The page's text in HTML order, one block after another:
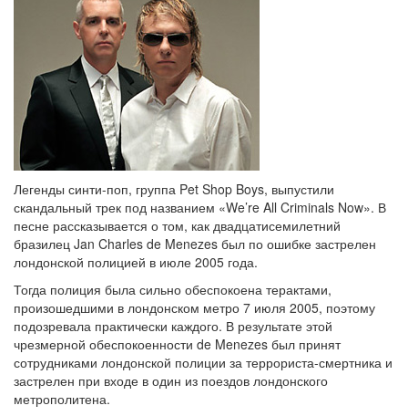
Легенды синти-поп, группа Pet Shop Boys, выпустили
скандальный трек под названием «We’re All Criminals Now». В
песне рассказывается о том, как двадцатисемилетний
бразилец Jan Charles de Menezes был по ошибке застрелен
лондонской полицией в июле 2005 года.
Тогда полиция была сильно обеспокоена терактами,
произошедшими в лондонском метро 7 июля 2005, поэтому
подозревала практически каждого. В результате этой
чрезмерной обеспокоенности de Menezes был принят
сотрудниками лондонской полиции за террориста-смертника и
застрелен при входе в один из поездов лондонского
метрополитена.